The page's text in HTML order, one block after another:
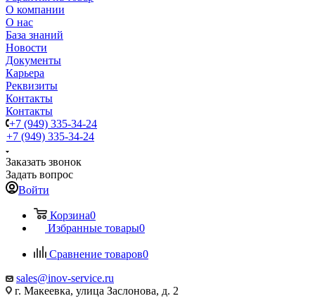
О компании
О нас
База знаний
Новости
Документы
Карьера
Реквизиты
Контакты
Контакты
+7 (949) 335-34-24
+7 (949) 335-34-24
Заказать звонок
Задать вопрос
Войти
Корзина0
Избранные товары0
Сравнение товаров0
sales@inov-service.ru
г. Макеевка, улица Заслонова, д. 2